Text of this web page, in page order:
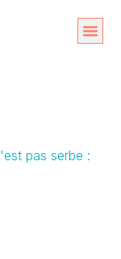
pas serbe :